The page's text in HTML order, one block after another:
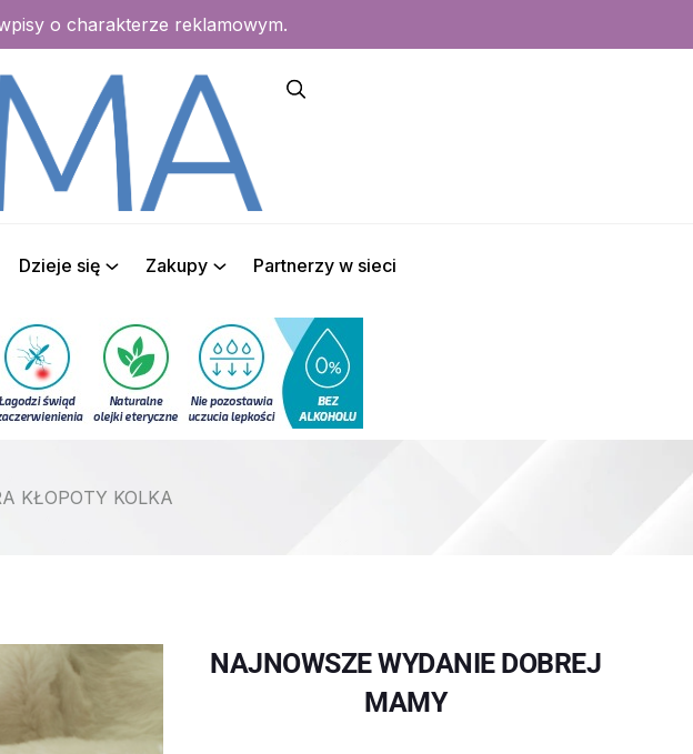
o charakterze reklamowym.
Dzieje się Zakupy Partnerzy w sieci
KŁOPOTY KOLKA
NAJNOWSZE WYDANIE DOBREJ
MAMY